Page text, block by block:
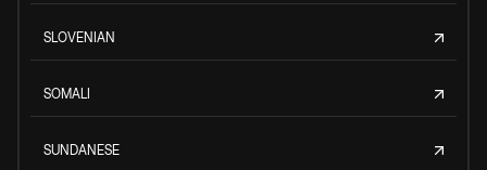
SLOVENIAN
SOMALI
SUNDANESE